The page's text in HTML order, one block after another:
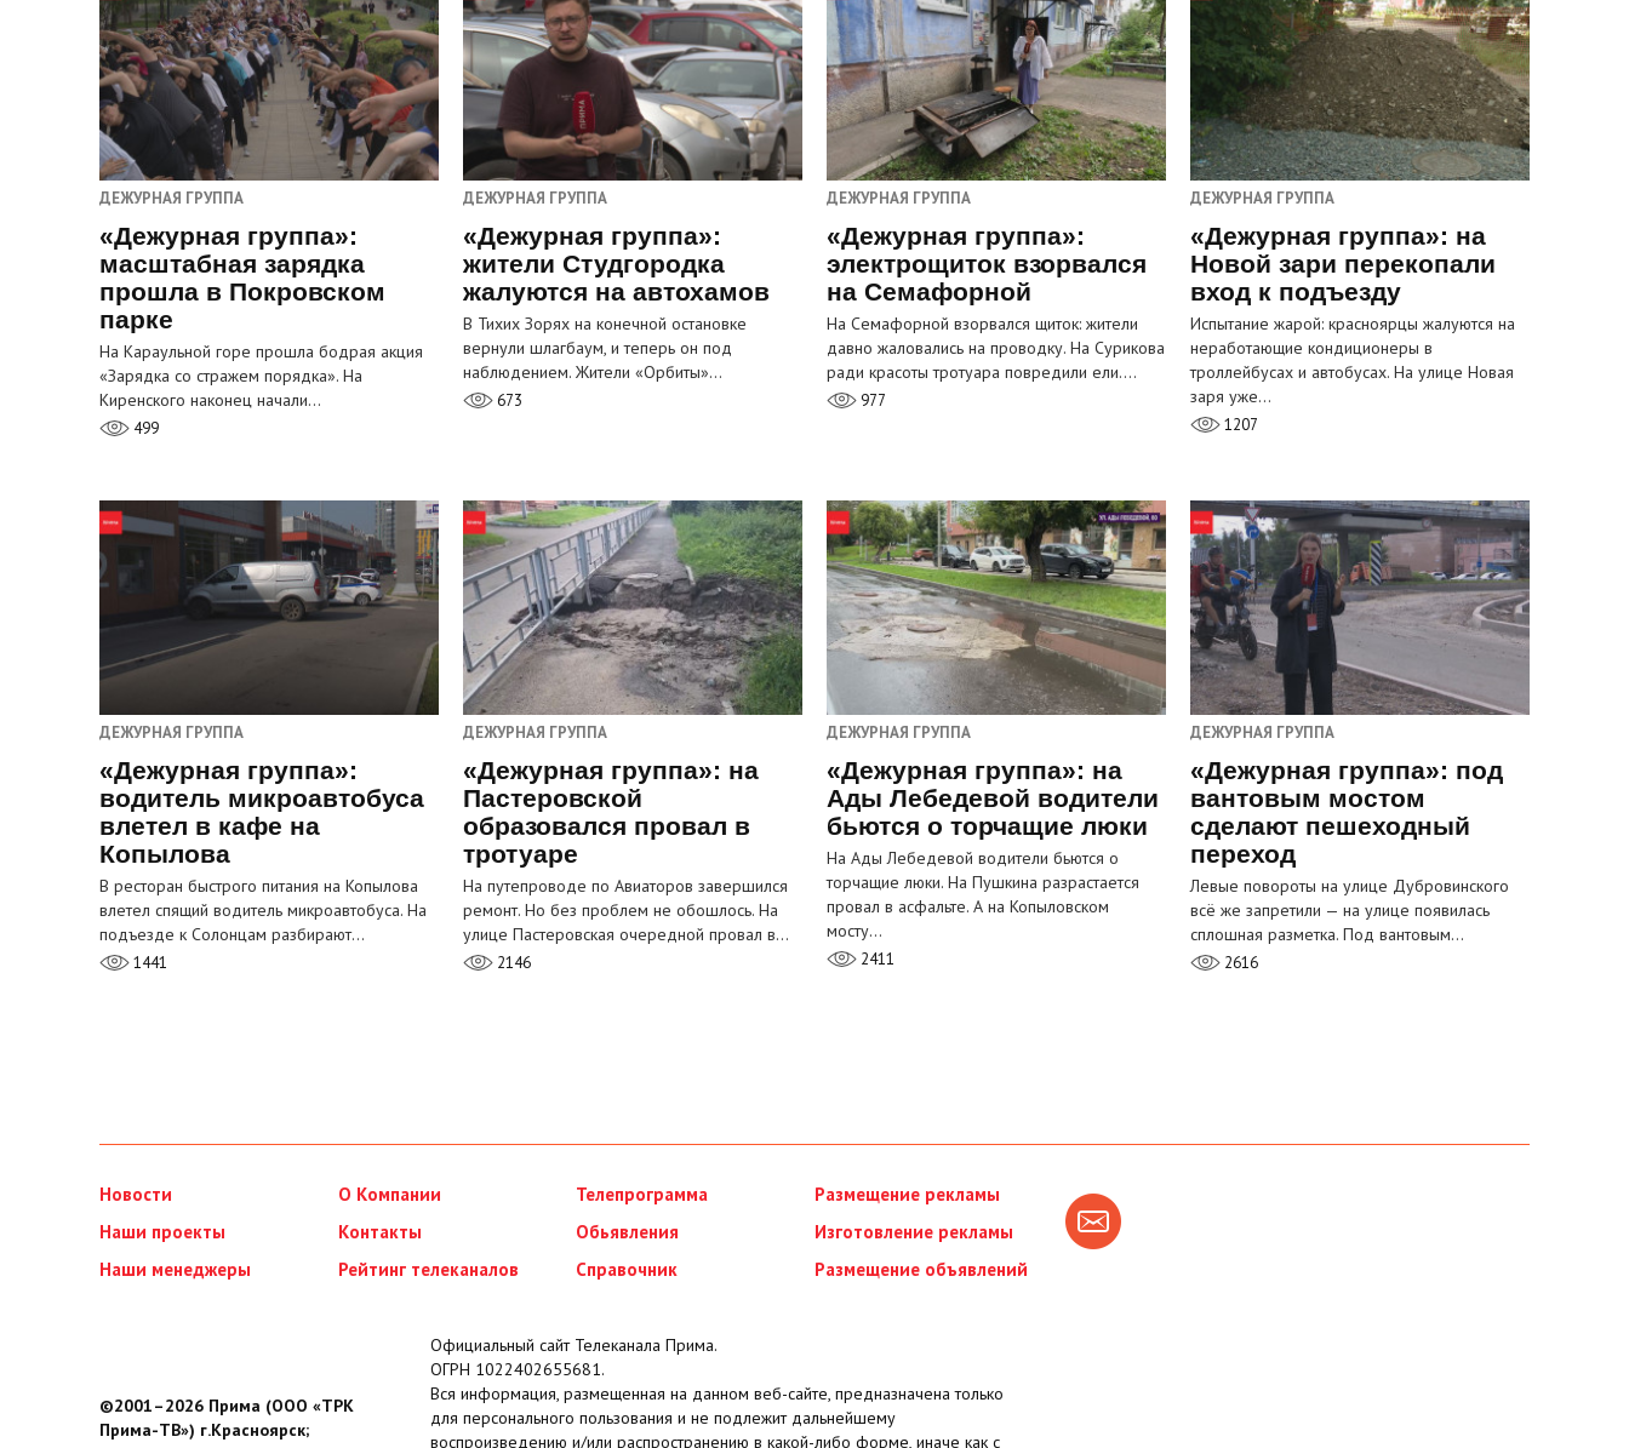
ДЕЖУРНАЯ ГРУППА
«Дежурная группа»:
масштабная зарядка
прошла в Покровском
парке
На Караульной горе прошла бодрая акция
«Зарядка со стражем порядка». На
Киренского наконец начали…
499
ДЕЖУРНАЯ ГРУППА
«Дежурная группа»:
жители Студгородка
жалуются на автохамов
В Тихих Зорях на конечной остановке
вернули шлагбаум, и теперь он под
наблюдением. Жители «Орбиты»…
673
ДЕЖУРНАЯ ГРУППА
«Дежурная группа»:
электрощиток взорвался
на Семафорной
На Семафорной взорвался щиток: жители
давно жаловались на проводку. На Сурикова
ради красоты тротуара повредили ели.…
977
ДЕЖУРНАЯ ГРУППА
«Дежурная группа»: на
Новой зари перекопали
вход к подъезду
Испытание жарой: красноярцы жалуются на
неработающие кондиционеры в
троллейбусах и автобусах. На улице Новая
заря уже…
1207
ДЕЖУРНАЯ ГРУППА
«Дежурная группа»:
водитель микроавтобуса
влетел в кафе на
Копылова
В ресторан быстрого питания на Копылова
влетел спящий водитель микроавтобуса. На
подъезде к Солонцам разбирают…
1441
ДЕЖУРНАЯ ГРУППА
«Дежурная группа»: на
Пастеровской
образовался провал в
тротуаре
На путепроводе по Авиаторов завершился
ремонт. Но без проблем не обошлось. На
улице Пастеровская очередной провал в…
2146
ДЕЖУРНАЯ ГРУППА
«Дежурная группа»: на
Ады Лебедевой водители
бьются о торчащие люки
На Ады Лебедевой водители бьются о
торчащие люки. На Пушкина разрастается
провал в асфальте. А на Копыловском
мосту…
2411
ДЕЖУРНАЯ ГРУППА
«Дежурная группа»: под
вантовым мостом
сделают пешеходный
переход
Левые повороты на улице Дубровинского
всё же запретили — на улице появилась
сплошная разметка. Под вантовым…
2616
Новости
Наши проекты
Наши менеджеры
О Компании
Контакты
Рейтинг телеканалов
Телепрограмма
Обьявления
Справочник
Размещение рекламы
Изготовление рекламы
Размещение объявлений
©2001–2026 Прима (ООО «ТРК
Прима-ТВ») г.Красноярск;
Официальный сайт Телеканала Прима.
ОГРН 1022402655681.
Вся информация, размещенная на данном веб-сайте, предназначена только
для персонального пользования и не подлежит дальнейшему
воспроизведению и/или распространению в какой-либо форме, иначе как с